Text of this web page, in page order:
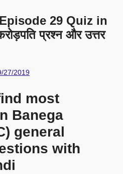
29 Quiz in
प्रश्न और उत्तर
27/2019
most
Banega
general
with